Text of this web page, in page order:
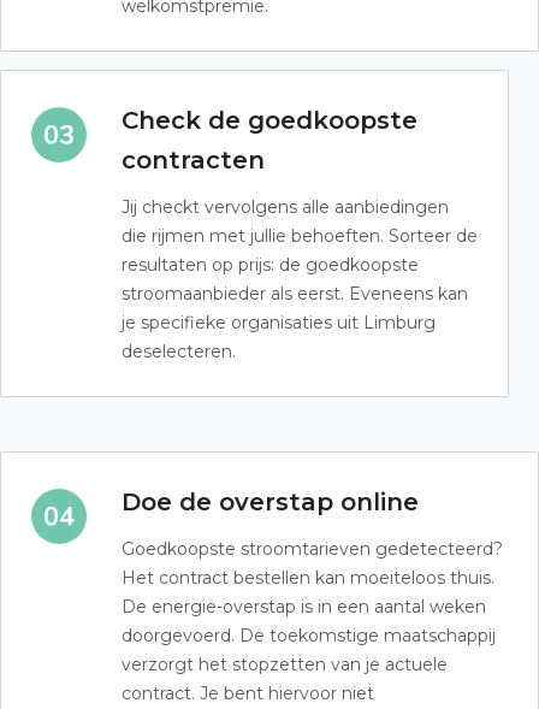
welkomstpremie.
Check de goedkoopste
contracten
Jij checkt vervolgens alle aanbiedingen
die rijmen met jullie behoeften. Sorteer de
resultaten op prijs: de goedkoopste
stroomaanbieder als eerst. Eveneens kan
je specifieke organisaties uit Limburg
deselecteren.
Doe de overstap online
Goedkoopste stroomtarieven gedetecteerd?
Het contract bestellen kan moeiteloos thuis.
De energie-overstap is in een aantal weken
doorgevoerd. De toekomstige maatschappij
verzorgt het stopzetten van je actuele
contract. Je bent hiervoor niet